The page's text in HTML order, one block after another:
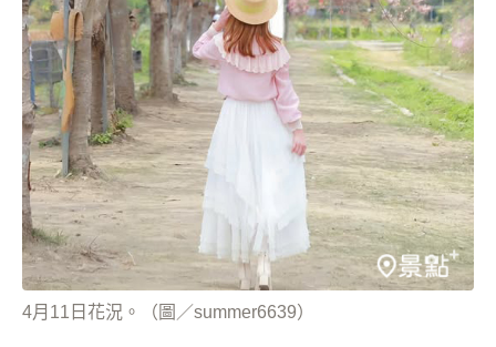
4月11日花況。（圖／summer6639）